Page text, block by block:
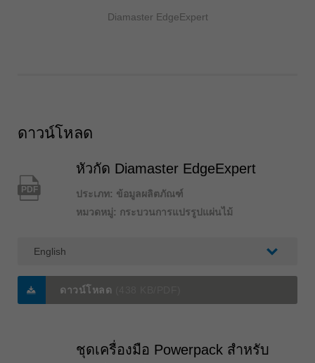
Diamaster EdgeExpert
ดาวน์โหลด
PDF
หัวกัด Diamaster EdgeExpert
ประเภท: ข้อมูลผลิตภัณฑ์
หมวดหมู่: กระบวนการแปรรูปแผ่นไม้
ดาวน์โหลด
ชุดเครื่องมือ Powerpack สำหรับ